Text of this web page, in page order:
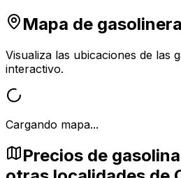
Mapa de
Visualiza las ubicaciones de las
interactivo.
Cargando mapa...
Precios de